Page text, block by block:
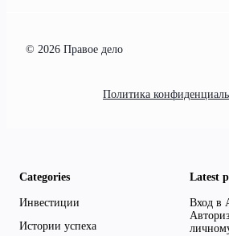
© 2026 Правое дело
Политика
Categories
Инвестиции
Истории успеха
Latest
Вход в